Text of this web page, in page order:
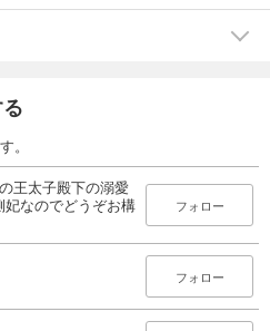
。
王太子殿下の溺愛
妃なのでどうぞお構
フォロー
フォロー